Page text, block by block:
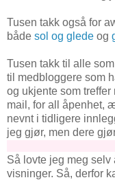
Tusen takk også for
både sol og glede og
Tusen takk til alle
til medbloggere som
og ukjente som
mail, for all åpenhet,
nevnt i tidligere
jeg gjør, men dere
Så lovte jeg meg
visninger. Så, derfor